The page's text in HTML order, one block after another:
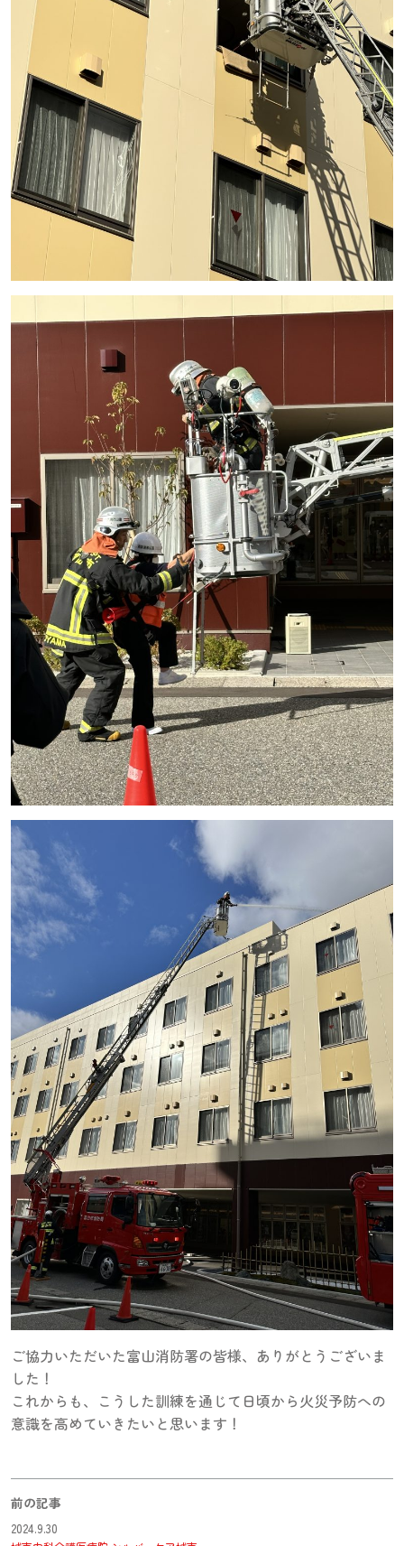
ご協力いただいた富山消防署の皆様、ありがとうございま
した！
これからも、こうした訓練を通じて日頃から火災予防への
意識を高めていきたいと思います！
前の記事
2024.9.30